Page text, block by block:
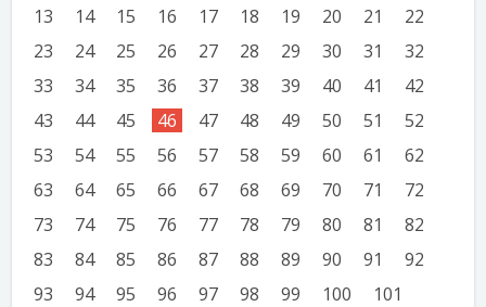
13
14 15 16 17 18 19 20 21
22
23
24 25 26 27 28 29 30 31
32
33
34 35 36 37 38 39 40 41
42
43
44 45 46 47 48 49 50 51
52
53
54 55 56 57 58 59 60 61
62
63
64 65 66 67 68 69 70 71
72
73
74 75 76 77 78 79 80 81
82
83
84 85 86 87 88 89 90 91
92
93
94 95 96 97 98 99 100
101